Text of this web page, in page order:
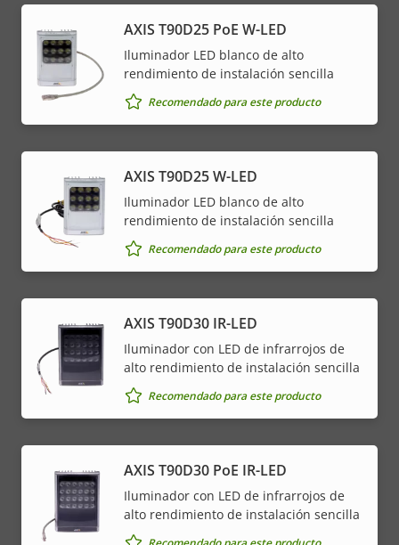
AXIS T90D25 PoE W-LED
Iluminador LED blanco de alto
rendimiento de instalación sencilla
Recomendado para este producto
AXIS T90D25 W-LED
Iluminador LED blanco de alto
rendimiento de instalación sencilla
Recomendado para este producto
AXIS T90D30 IR-LED
Iluminador con LED de infrarrojos de
alto rendimiento de instalación sencilla
Recomendado para este producto
AXIS T90D30 PoE IR-LED
Iluminador con LED de infrarrojos de
alto rendimiento de instalación sencilla